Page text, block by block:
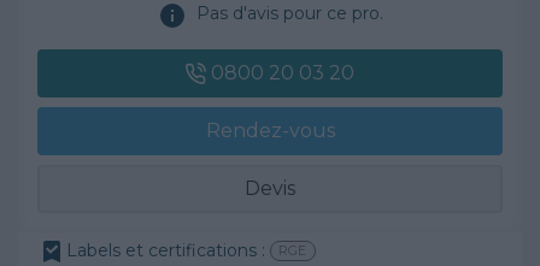
Pas d'avis pour ce pro.
0800 20 03 20
Rendez-vous
Devis
Labels et certifications : RGE